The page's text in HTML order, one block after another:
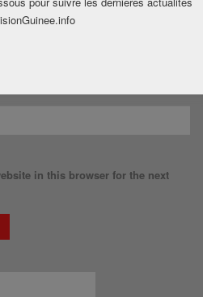
in this browser for the next